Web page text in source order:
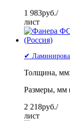
1 983руб./
лист
✔
Толщина,
Размеры, мм
2 218руб./
лист